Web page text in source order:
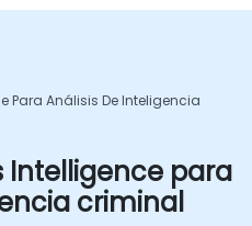
Para Análisis De Inteligencia
Intelligence para
criminal